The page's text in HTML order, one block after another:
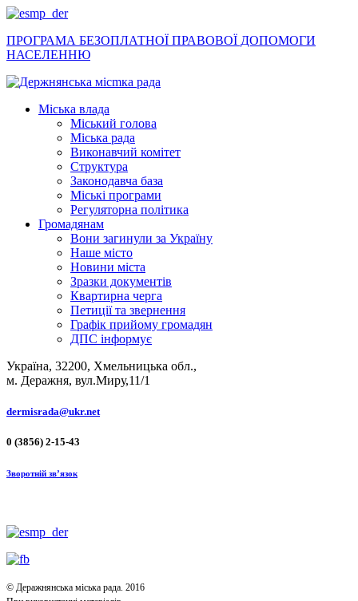
ПРОГРАМА БЕЗОПЛАТНОЇ ПРАВОВОЇ ДОПОМОГИ
НАСЕЛЕННЮ
Міська влада
Міський голова
Міська рада
Виконавчий комітет
Структура
Законодавча база
Міські програми
Регуляторна політика
Громадянам
Вони загинули за Україну
Наше місто
Новини міста
Зразки документів
Квартирна черга
Петиції та звернення
Графік прийому громадян
ДПС інформує
Україна, 32200, Хмельницька обл.,
м. Деражня, вул.Миру,11/1
dermisrada@ukr.net
0 (3856) 2-15-43
Зворотній зв’язок
© Деражнянська міська рада. 2016